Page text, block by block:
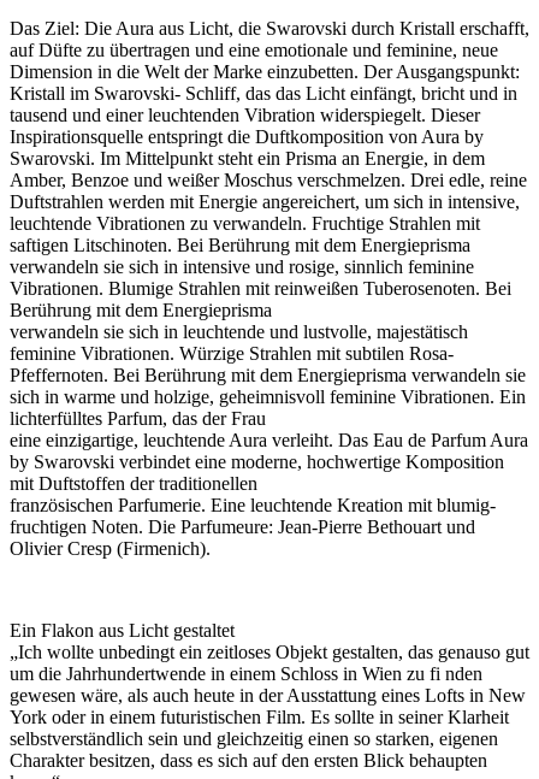
Das Ziel: Die Aura aus Licht, die Swarovski durch Kristall erschafft,
auf Düfte zu übertragen und eine emotionale und feminine, neue
Dimension in die Welt der Marke einzubetten. Der Ausgangspunkt:
Kristall im Swarovski- Schliff, das das Licht einfängt, bricht und in
tausend und einer leuchtenden Vibration widerspiegelt. Dieser
Inspirationsquelle entspringt die Duftkomposition von Aura by
Swarovski. Im Mittelpunkt steht ein Prisma an Energie, in dem
Amber, Benzoe und weißer Moschus verschmelzen. Drei edle, reine
Duftstrahlen werden mit Energie angereichert, um sich in intensive,
leuchtende Vibrationen zu verwandeln. Fruchtige Strahlen mit
saftigen Litschinoten. Bei Berührung mit dem Energieprisma
verwandeln sie sich in intensive und rosige, sinnlich feminine
Vibrationen. Blumige Strahlen mit reinweißen Tuberosenoten. Bei
Berührung mit dem Energieprisma
verwandeln sie sich in leuchtende und lustvolle, majestätisch
feminine Vibrationen. Würzige Strahlen mit subtilen Rosa-
Pfeffernoten. Bei Berührung mit dem Energieprisma verwandeln sie
sich in warme und holzige, geheimnisvoll feminine Vibrationen. Ein
lichterfülltes Parfum, das der Frau
eine einzigartige, leuchtende Aura verleiht. Das Eau de Parfum Aura
by Swarovski verbindet eine moderne, hochwertige Komposition
mit Duftstoffen der traditionellen
französischen Parfumerie. Eine leuchtende Kreation mit blumig-
fruchtigen Noten. Die Parfumeure: Jean-Pierre Bethouart und
Olivier Cresp (Firmenich).
Ein Flakon aus Licht gestaltet
„Ich wollte unbedingt ein zeitloses Objekt gestalten, das genauso gut
um die Jahrhundertwende in einem Schloss in Wien zu fi nden
gewesen wäre, als auch heute in der Ausstattung eines Lofts in New
York oder in einem futuristischen Film. Es sollte in seiner Klarheit
selbstverständlich sein und gleichzeitig einen so starken, eigenen
Charakter besitzen, dass es sich auf den ersten Blick behaupten